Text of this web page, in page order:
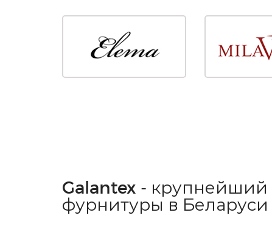
Galantex -
фурнитуры в Беларуси